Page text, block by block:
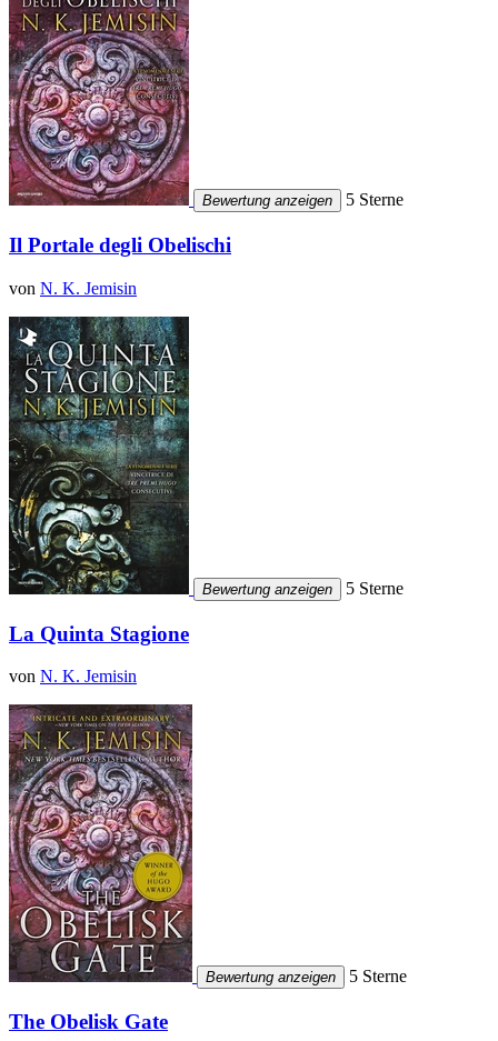
Bewertung anzeigen 5 Sterne
Il Portale degli Obelischi
von N. K. Jemisin
Bewertung anzeigen 5 Sterne
La Quinta Stagione
von N. K. Jemisin
Bewertung anzeigen 5 Sterne
The Obelisk Gate